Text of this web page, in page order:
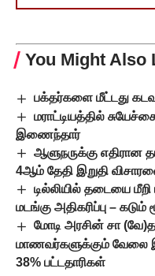
You Might Also
பக்தர்களை மீட்டது
மராட்டியத்தில்
இணைந்தார்
ஆளுநருக்கு எதிரான
4ஆம் தேதி இறுதி
டில்லியில் தடையை மீறி
மடங்கு அதிகரிப்பு –
மோடி அரசின் சா
மாணவர்களுக்கும் வேலை
38% பட்டதாரிகள்